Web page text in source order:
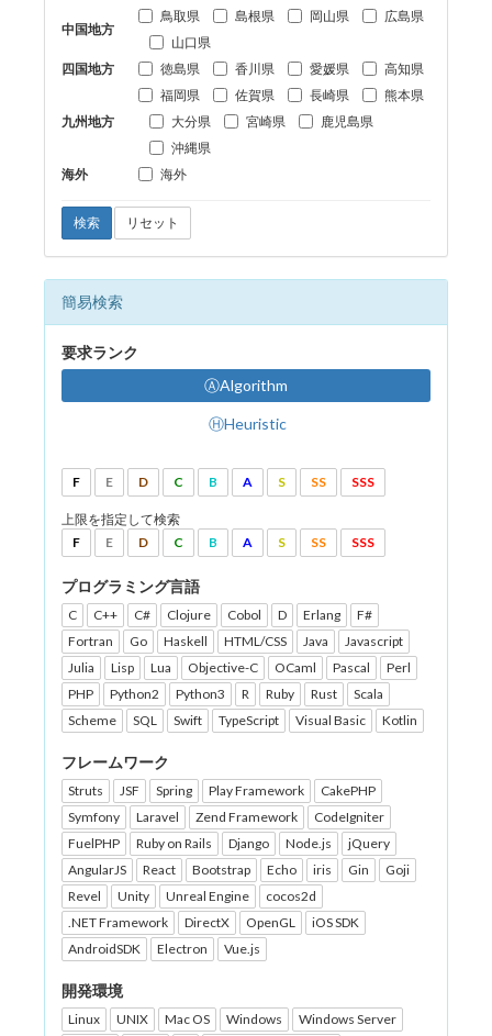
中国地方
鳥取県 島根県 岡山県
広島県
山口県
四国地方
徳島県 香川県 愛媛県 高知県
九州地方
福岡県 佐賀県 長崎県
熊本県
大分県
宮崎県
鹿児島県
沖縄県
海外
海外
検索 リセット
簡易検索
要求ランク
ⒶAlgorithm
ⒽHeuristic
F E D C B A S SS SSS
上限を指定して検索
F
E D C B A S SS SSS
プログラミング言語
C C++ C# Clojure Cobol D Erlang
F#
Fortran
Go Haskell HTML/CSS Java
Javascript
Julia
Lisp Lua Objective-C OCaml Pascal
Perl
PHP
Python2 Python3 R Ruby Rust
Scala
Scheme
SQL Swift TypeScript Visual Basic Kotlin
フレームワーク
Struts JSF Spring Play Framework
CakePHP
Symfony
Laravel Zend Framework
CodeIgniter
FuelPHP
Ruby on Rails Django Node.js
jQuery
AngularJS
React Bootstrap Echo iris Gin
Goji
Revel
Unity Unreal Engine
cocos2d
.NET Framework
DirectX OpenGL
iOS SDK
AndroidSDK
Electron Vue.js
開発環境
Linux UNIX Mac OS Windows
Windows Server